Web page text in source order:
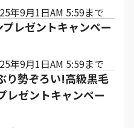
年9月1日AM 5:59まで
レゼントキャンペー
年9月1日AM 5:59まで
り勢ぞろい!高級黒毛
ゼントキャンペー